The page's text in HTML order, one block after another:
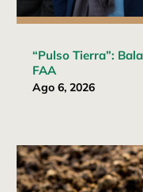
“Pulso Tierra”:
FAA
Ago 6, 2026